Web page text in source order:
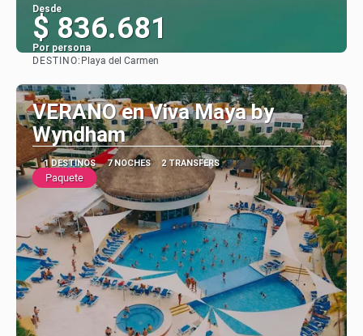
Desde
$ 836.681
Por persona
DESTINO: Playa del Carmen
VERANO en Viva Maya by
Wyndham
1 DESTINOS 7 NOCHES 2 TRANSFERS
Paquete